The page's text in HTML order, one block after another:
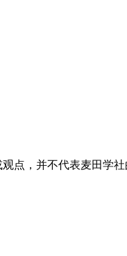
点，并不代表麦田学